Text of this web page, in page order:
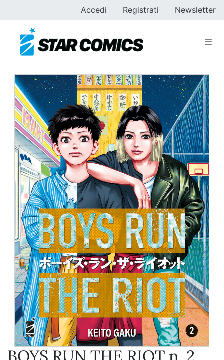
Accedi Registrati Newsletter